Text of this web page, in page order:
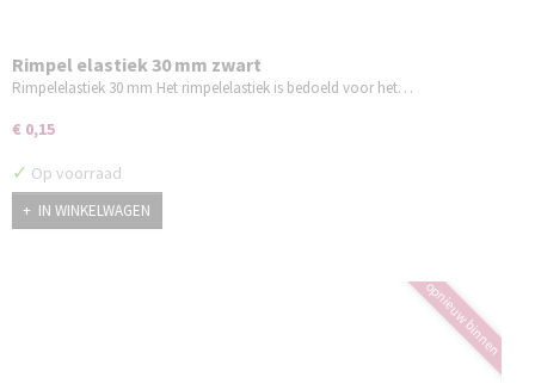
Rimpel elastiek 30 mm zwart
Rimpelelastiek 30 mm Het rimpelelastiek is bedoeld voor het…
€ 0,15
✓ Op voorraad
IN WINKELWAGEN
opnieuw binnen